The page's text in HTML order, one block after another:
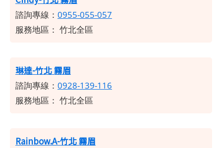
諮詢專線： 0955-055-057
服務地區： 竹北全區
琳達-竹北 霧眉
諮詢專線： 0928-139-116
服務地區： 竹北全區
Rainbow.A-竹北 霧眉